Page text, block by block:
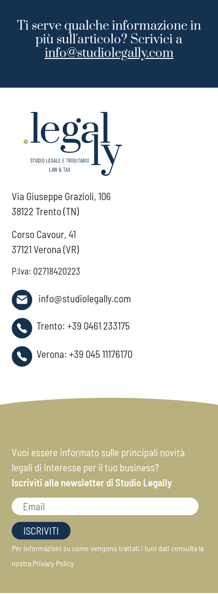
Ti serve qualche informazione in
più sull'articolo? Scrivici a
info@studiolegally.com
Via Giuseppe Grazioli, 106
38122 Trento (TN)
Corso Cavour, 41
37121 Verona (VR)
P.Iva: 02718420223
info@studiolegally.com
Trento: +39 0461 233175
Verona: +39 045 11176170
Vuoi essere informato sulle principali novità
legali di interesse per il tuo business?
Iscriviti alla newsletter di Studio Legally
Per informazioni su come vengono trattati i tuoi dati consulta la
nostra Privacy Policy